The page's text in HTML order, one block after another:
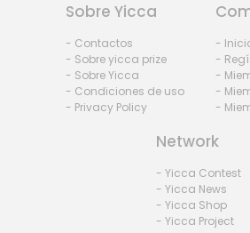
Sobre Yicca
- Contactos
- Sobre yicca prize
- Sobre Yicca
- Condiciones de uso
- Privacy Policy
-
-
-
-
-
Network
- Yicca Contest
- Yicca News
- Yicca Shop
- Yicca Project